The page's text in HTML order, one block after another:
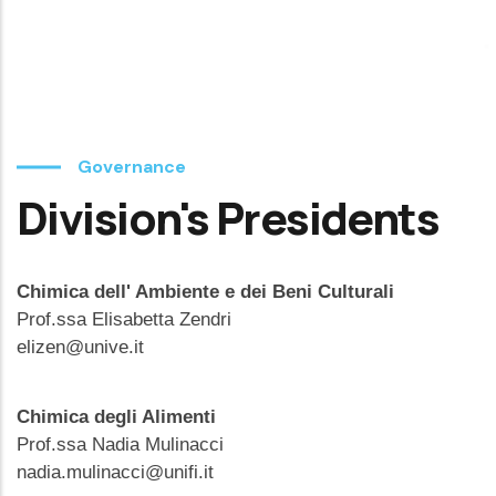
Governance
Division's Presidents
Chimica dell' Ambiente e dei Beni Culturali
Prof.ssa Elisabetta Zendri
elizen@unive.it
Chimica degli Alimenti
Prof.ssa Nadia Mulinacci
nadia.mulinacci@unifi.it